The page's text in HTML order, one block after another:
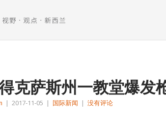
克萨斯州一教堂爆发
| 2017-11-05 | 国际新闻 | 没有评论